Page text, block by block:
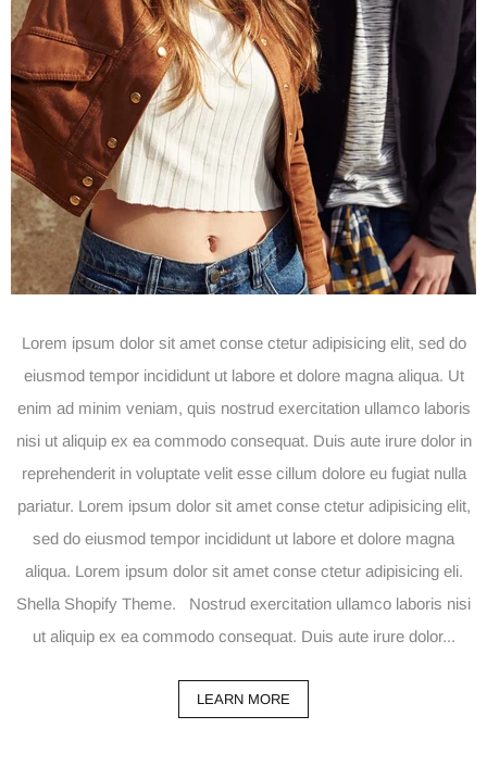
Lorem ipsum dolor sit amet conse ctetur adipisicing elit, sed do
eiusmod tempor incididunt ut labore et dolore magna aliqua. Ut
enim ad minim veniam, quis nostrud exercitation ullamco laboris
nisi ut aliquip ex ea commodo consequat. Duis aute irure dolor in
reprehenderit in voluptate velit esse cillum dolore eu fugiat nulla
pariatur. Lorem ipsum dolor sit amet conse ctetur adipisicing elit,
sed do eiusmod tempor incididunt ut labore et dolore magna
aliqua. Lorem ipsum dolor sit amet conse ctetur adipisicing eli.
Shella Shopify Theme. Nostrud exercitation ullamco laboris nisi
ut aliquip ex ea commodo consequat. Duis aute irure dolor...
LEARN MORE